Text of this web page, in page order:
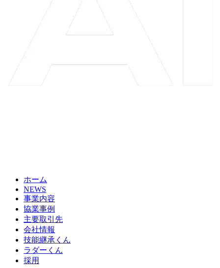
ホーム
NEWS
事業内容
協業事例
主要取引先
会社情報
技能継承くん
ラダーくん
採用